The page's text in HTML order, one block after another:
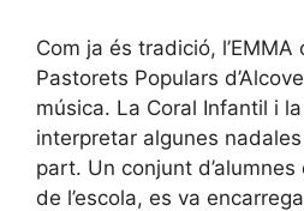
Com ja és tradició, l’EMMA
Pastorets Populars
música. La Coral Infantil i
interpretar algunes
part. Un conjunt
de l’escola, es va